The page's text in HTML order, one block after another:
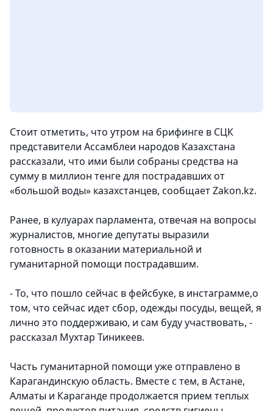
Стоит отметить, что утром на брифинге в СЦК
представители Ассамблеи народов Казахстана
рассказали, что ими были собраны средства на
сумму в миллион тенге для пострадавших от
«большой воды» казахстанцев, сообщает Zakon.kz.
Ранее, в кулуарах парламента, отвечая на вопросы
журналистов, многие депутаты выразили
готовность в оказании материальной и
гуманитарной помощи пострадавшим.
- То, что пошло сейчас в фейсбуке, в инстаграмме,о
том, что сейчас идет сбор, одежды посуды, вещей, я
лично это поддерживаю, и сам буду участвовать, -
рассказал Мухтар Тиникеев.
Часть гуманитарной помощи уже отправлено в
Карагандинскую область. Вместе с тем, в Астане,
Алматы и Караганде продолжается прием теплых